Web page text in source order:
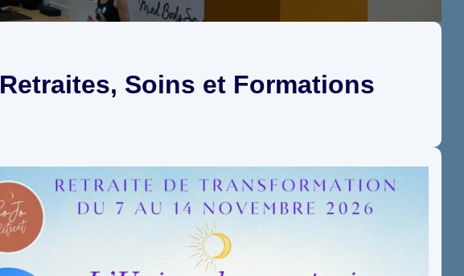
Retraites, Soins et Formations